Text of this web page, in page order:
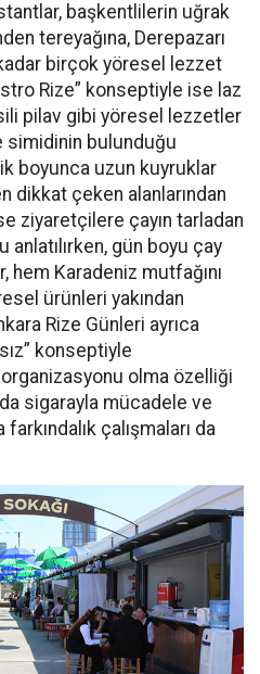
başkentlilerin uğrak
tereyağına, Derepazarı
birçok yöresel lezzet
Rize” konseptiyle ise laz
pilav gibi yöresel lezzetler
simidinin bulunduğu
boyunca uzun kuyruklar
dikkat çeken alanlarından
ziyaretçilere çayın tarladan
gün boyu çay
hem Karadeniz mutfağını
ürünleri yakından
Rize Günleri ayrıca
konseptiyle
olma özelliği
sigarayla mücadele ve
çalışmaları da